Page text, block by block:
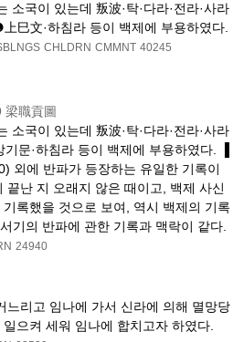
소국이 있는데 叛波·탁·다라·전라·사라
上巳文·하침라 등이 백제에 부용하였다.
CHLDRN CMMNT 40245
梁職貢圖
소국이 있는데 叛波·탁·다라·전라·사라
기문·하침라 등이 백제에 부용하였다. ▐
외에 반파가 등장하는 유일한 기록이
끝난 지 오래지 않은 때이고, 백제 사신
록했을 것으로 보여, 역시 백제의 기록
기의 반파에 관한 기록과 맥락이 같다.
24940
느리고 임나에 가서 신라에 의해 멸망당
으켜 세워 임나에 합치고자 하였다.